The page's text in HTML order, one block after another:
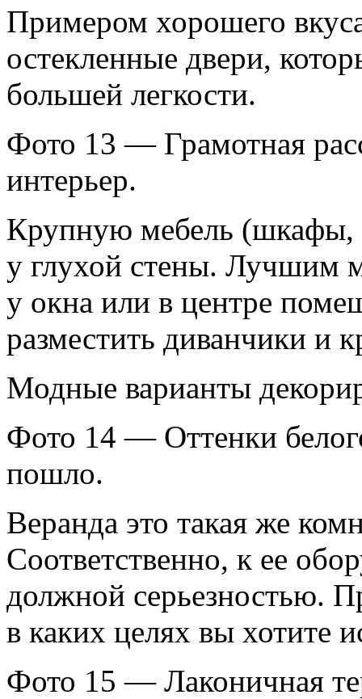
Примером хорошего
остекленные двери,
большей легкости.
Фото 13 — Грамотная
интерьер.
Крупную мебель (шкафы,
у глухой стены. Лучшим
у окна или в центре
разместить диванчики и
Модные варианты
Фото 14 — Оттенки
пошло.
Веранда это такая же
Соответственно, к ее
должной серьезностью.
в каких целях вы хотите
Фото 15 — Лаконичная